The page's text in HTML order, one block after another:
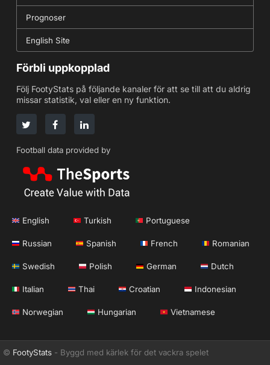
Prognoser
English Site
Förbli uppkopplad
Följ FootyStats på följande kanaler för att se till att du aldrig
missar statistik, val eller en ny funktion.
Football data provided by
English Turkish Portuguese
Russian Spanish French Romanian
Swedish Polish German Dutch
Italian Thai Croatian Indonesian
Norwegian Hungarian Vietnamese
© FootyStats - Byggd med kärlek för det vackra spelet